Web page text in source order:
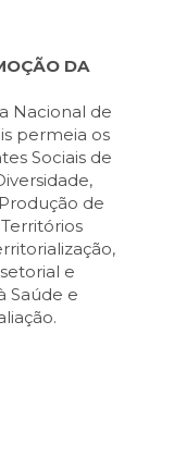
DA
Nacional de
permeia os
Sociais de
de
e
Saúde e